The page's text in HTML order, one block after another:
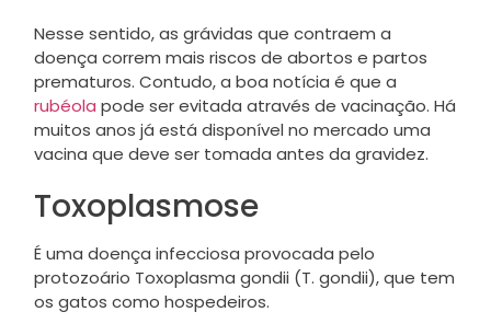
Nesse sentido, as grávidas que contraem a
doença correm mais riscos de abortos e partos
prematuros. Contudo, a boa notícia é que a
rubéola pode ser evitada através de vacinação. Há
muitos anos já está disponível no mercado uma
vacina que deve ser tomada antes da gravidez.
Toxoplasmose
É uma doença infecciosa provocada pelo
protozoário Toxoplasma gondii (T. gondii), que tem
os gatos como hospedeiros.